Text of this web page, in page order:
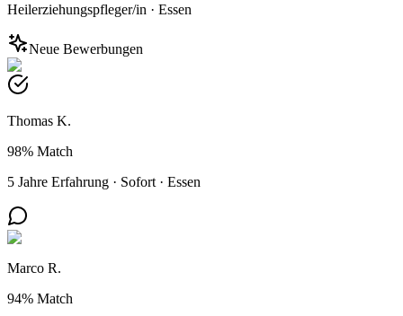
Heilerziehungspfleger/in · Essen
Neue Bewerbungen
Thomas K.
98% Match
5 Jahre Erfahrung · Sofort · Essen
Marco R.
94% Match